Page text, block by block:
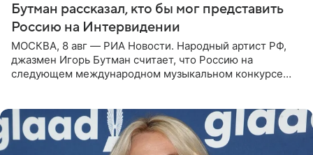
Бутман рассказал, кто бы мог представить
Россию на Интервидении
МОСКВА, 8 авг — РИА Новости. Народный артист РФ,
джазмен Игорь Бутман считает, что Россию на
следующем международном музыкальном конкурсе